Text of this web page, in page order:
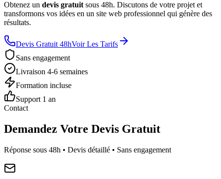
Obtenez un devis gratuit sous 48h. Discutons de votre projet et
transformons vos idées en un site web professionnel qui génère des
résultats.
Devis Gratuit 48hVoir Les Tarifs
Sans engagement
Livraison 4-6 semaines
Formation incluse
Support 1 an
Contact
Demandez Votre Devis Gratuit
Réponse sous 48h • Devis détaillé • Sans engagement